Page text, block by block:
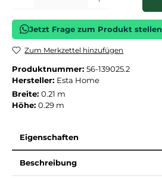
Jetzt Frage zum Produkt stellen
Zum Merkzettel hinzufügen
Produktnummer: 56-139025.2
Hersteller: Esta Home
Breite: 0.21 m
Höhe: 0.29 m
Eigenschaften
Beschreibung